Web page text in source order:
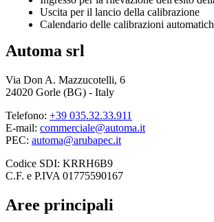
Uscita per il lancio della calibrazione
Calendario delle calibrazioni
Automa srl
Via Don A. Mazzucotelli, 6
24020 Gorle (BG) - Italy
Telefono: +39 035.32.33.911
E-mail: commerciale@automa.it
PEC: automa@arubapec.it
Codice SDI: KRRH6B9
C.F. e P.IVA 01775590167
Aree principali